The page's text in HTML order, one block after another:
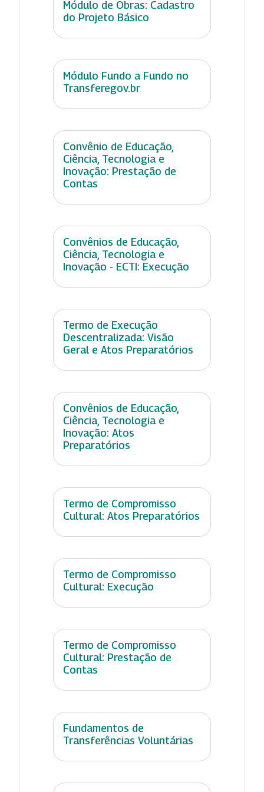
Módulo de Obras: Cadastro
do Projeto Básico
Módulo Fundo a Fundo no
Transferegov.br
Convênio de Educação,
Ciência, Tecnologia e
Inovação: Prestação de
Contas
Convênios de Educação,
Ciência, Tecnologia e
Inovação - ECTI: Execução
Termo de Execução
Descentralizada: Visão
Geral e Atos Preparatórios
Convênios de Educação,
Ciência, Tecnologia e
Inovação: Atos
Preparatórios
Termo de Compromisso
Cultural: Atos Preparatórios
Termo de Compromisso
Cultural: Execução
Termo de Compromisso
Cultural: Prestação de
Contas
Fundamentos de
Transferências Voluntárias